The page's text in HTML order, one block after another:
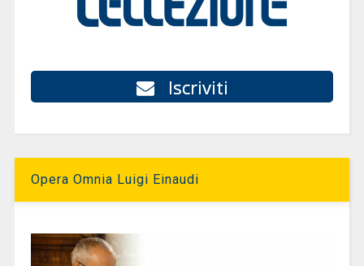
Iscriviti
Opera Omnia Luigi Einaudi